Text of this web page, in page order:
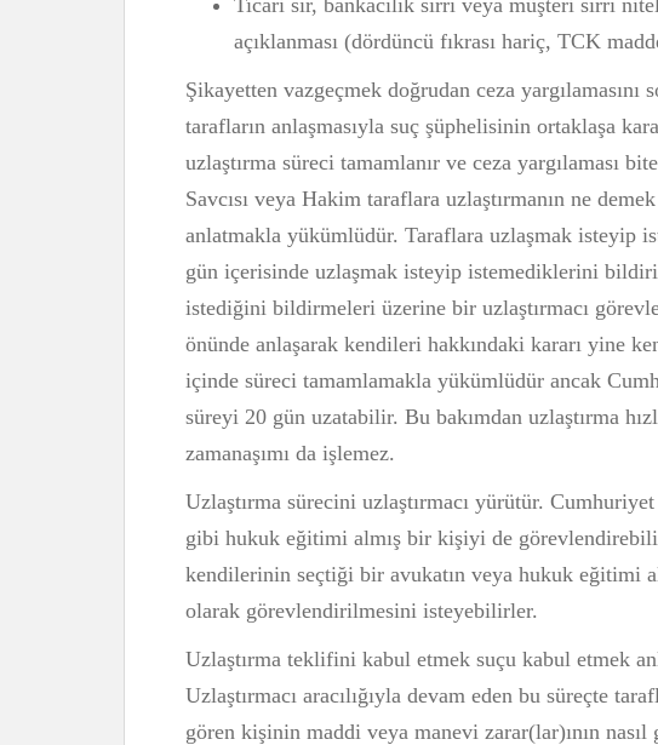
Ticari sır, bankacılık sırrı veya müşteri sırrı
açıklanması (dördüncü fıkrası hariç, TCK
Şikayetten vazgeçmek doğrudan ceza yargılamasını
tarafların anlaşmasıyla suç şüphelisinin ortaklaşa
uzlaştırma süreci tamamlanır ve ceza yargılaması
Savcısı veya Hakim taraflara uzlaştırmanın ne
anlatmakla yükümlüdür. Taraflara uzlaşmak isteyip
gün içerisinde uzlaşmak isteyip istemediklerini
istediğini bildirmeleri üzerine bir uzlaştırmacı
önünde anlaşarak kendileri hakkındaki kararı yine
içinde süreci tamamlamakla yükümlüdür ancak
süreyi 20 gün uzatabilir. Bu bakımdan uzlaştırma
zamanaşımı da işlemez.
Uzlaştırma sürecini uzlaştırmacı yürütür.
gibi hukuk eğitimi almış bir kişiyi de
kendilerinin seçtiği bir avukatın veya hukuk eğitimi
olarak görevlendirilmesini isteyebilirler.
Uzlaştırma teklifini kabul etmek suçu kabul etmek
Uzlaştırmacı aracılığıyla devam eden bu süreçte
gören kişinin maddi veya manevi zarar(lar)ının